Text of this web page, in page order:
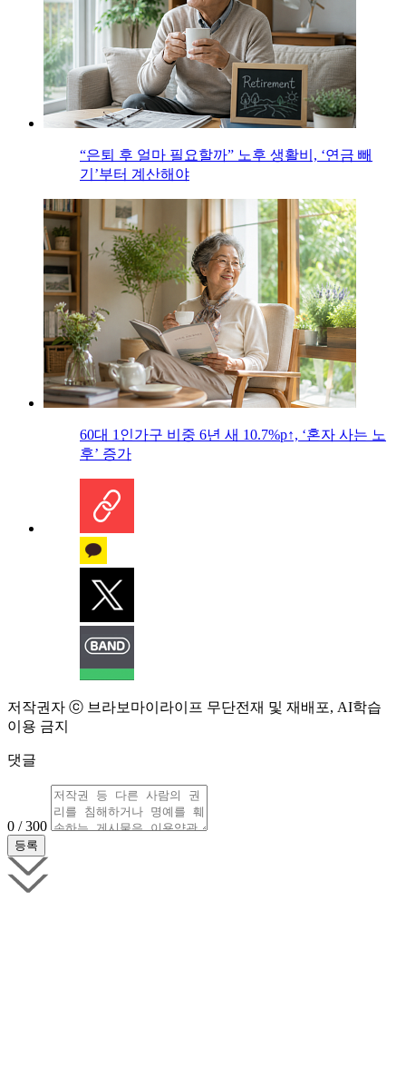
“은퇴 후 얼마 필요할까” 노후 생활비, ‘연금 빼
기’부터 계산해야
60대 1인가구 비중 6년 새 10.7%p↑, ‘혼자 사는 노
후’ 증가
저작권자 ⓒ 브라보마이라이프 무단전재 및 재배포, AI학습
이용 금지
댓글
0 / 300